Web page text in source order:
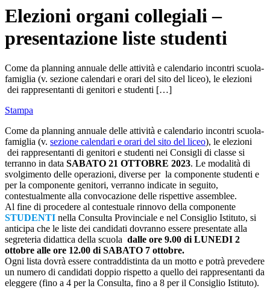
Elezioni organi collegiali –
presentazione liste studenti
Come da planning annuale delle attività e calendario incontri scuola-
famiglia (v. sezione calendari e orari del sito del liceo), le elezioni
dei rappresentanti di genitori e studenti […]
Stampa
Come da planning annuale delle attività e calendario incontri scuola-
famiglia (v. sezione calendari e orari del sito del liceo), le elezioni
dei rappresentanti di genitori e studenti nei Consigli di classe si
terranno in data SABATO 21 OTTOBRE 2023. Le modalità di
svolgimento delle operazioni, diverse per la componente studenti e
per la componente genitori, verranno indicate in seguito,
contestualmente alla convocazione delle rispettive assemblee.
Al fine di procedere al contestuale rinnovo della componente
STUDENTI nella Consulta Provinciale e nel Consiglio Istituto, si
anticipa che le liste dei candidati dovranno essere presentate alla
segreteria didattica della scuola dalle ore 9.00 di LUNEDI 2
ottobre alle ore 12.00 di SABATO 7 ottobre.
Ogni lista dovrà essere contraddistinta da un motto e potrà prevedere
un numero di candidati doppio rispetto a quello dei rappresentanti da
eleggere (fino a 4 per la Consulta, fino a 8 per il Consiglio Istituto).